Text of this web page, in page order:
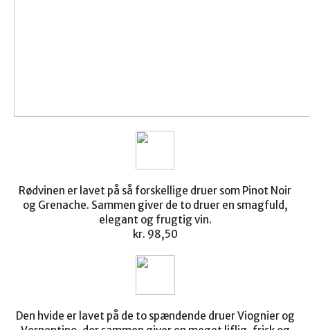
Rødvinen er lavet på så forskellige druer som Pinot Noir
og Grenache. Sammen giver de to druer en smagfuld,
elegant og frugtig vin.
kr. 98,50
Den hvide er lavet på de to spændende druer Viognier og